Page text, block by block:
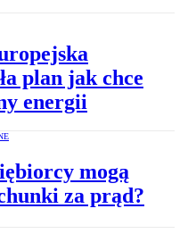
plan jak chce
energii
mogą
za prąd?